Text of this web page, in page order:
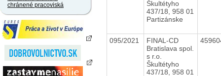
chránené pracoviská
Škultétyho
437/18, 958 01
Partizánske
095/2021
FINAL-CD
Bratislava spol.
s r.o.
Škultétyho
437/18, 958 01